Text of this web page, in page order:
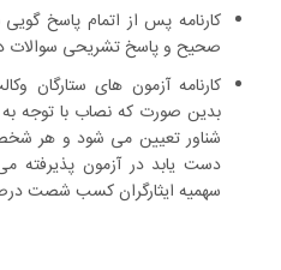
کارنامه پس از اتمام پاسخ
صحیح و پاسخ تشریحی سوالات در
کارنامه آزمون های ستارگان
بدین صورت که نصاب با توجه به
شناور تعیین می شود و هر
دست یابد در آزمون پذیرفته
سهمیه ایثارگران کسب شصت